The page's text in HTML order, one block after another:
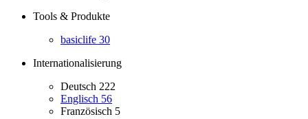
Tools & Produkte
basiclife 30
Internationalisierung
Deutsch 222
Englisch 56
Französisch 5